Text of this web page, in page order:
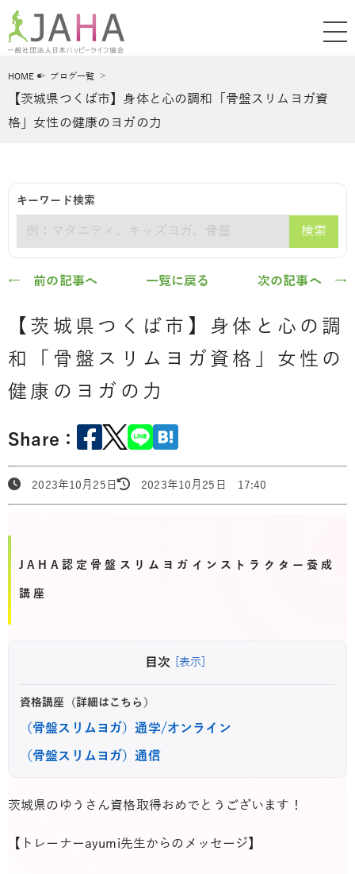
HOME ブログ一覧
【茨城県つくば市】身体と心の調和「骨盤スリムヨガ資
格」女性の健康のヨガの力
キーワード検索
検索
← 前の記事へ 一覧に戻る 次の記事へ →
【茨城県つくば市】身体と心の調
和「骨盤スリムヨガ資格」女性の
健康のヨガの力
Share：
2023年10月25日 2023年10月25日 17:40
JAHA認定骨盤スリムヨガインストラクター養成
講座
目次 [表示]
資格講座（詳細はこちら）
（骨盤スリムヨガ）通学/オンライン
（骨盤スリムヨガ）通信
茨城県のゆうさん資格取得おめでとうございます！
【トレーナーayumi先生からのメッセージ】